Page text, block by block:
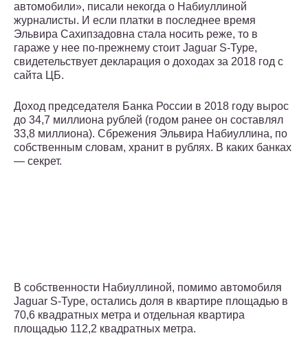
автомобили», писали некогда о Набиуллиной
журналисты. И если платки в последнее время
Эльвира Сахипзадовна стала носить реже, то в
гараже у нее по-прежнему стоит Jaguar S-Type,
свидетельствует декларация о доходах за 2018 год с
сайта ЦБ.
Доход председателя Банка России в 2018 году вырос
до 34,7 миллиона рублей (годом ранее он составлял
33,8 миллиона). Сбрежения Эльвира Набиуллина, по
собственным словам, хранит в рублях. В каких банках
— секрет.
В собственности Набиуллиной, помимо автомобиля
Jaguar S-Type, остались доля в квартире площадью в
70,6 квадратных метра и отдельная квартира
площадью 112,2 квадратных метра.